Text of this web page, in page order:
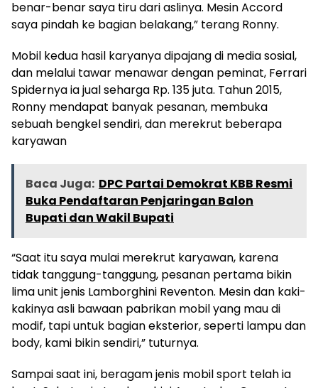
benar-benar saya tiru dari aslinya. Mesin Accord
saya pindah ke bagian belakang,” terang Ronny.
Mobil kedua hasil karyanya dipajang di media sosial,
dan melalui tawar menawar dengan peminat, Ferrari
Spidernya ia jual seharga Rp. 135 juta. Tahun 2015,
Ronny mendapat banyak pesanan, membuka
sebuah bengkel sendiri, dan merekrut beberapa
karyawan
Baca Juga: DPC Partai Demokrat KBB Resmi
Buka Pendaftaran Penjaringan Balon
Bupati dan Wakil Bupati
“Saat itu saya mulai merekrut karyawan, karena
tidak tanggung-tanggung, pesanan pertama bikin
lima unit jenis Lamborghini Reventon. Mesin dan kaki-
kakinya asli bawaan pabrikan mobil yang mau di
modif, tapi untuk bagian eksterior, seperti lampu dan
body, kami bikin sendiri,” tuturnya.
Sampai saat ini, beragam jenis mobil sport telah ia